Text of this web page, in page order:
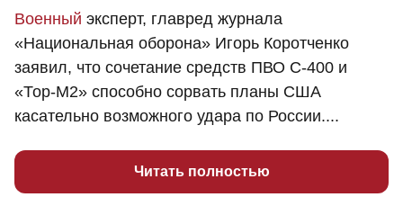
Военный эксперт, главред журнала
«Национальная оборона» Игорь Коротченко
заявил, что сочетание средств ПВО С-400 и
«Тор-М2» способно сорвать планы США
касательно возможного удара по России....
Читать полностью